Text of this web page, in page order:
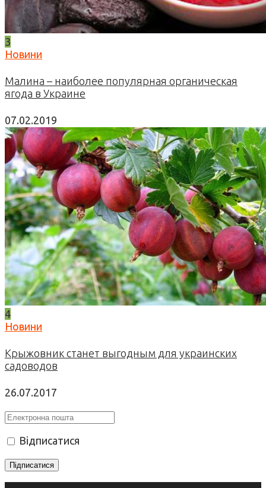
3
Новини
Малина – наиболее популярная органическая
ягода в Украине
07.02.2019
4
Новини
Крыжовник станет выгодным для украинских
садоводов
26.07.2017
Відписатися